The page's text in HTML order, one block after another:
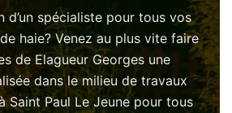
d’un spécialiste pour tous vos
haie? Venez au plus vite faire
de Elagueur Georges une
dans le milieu de travaux
Saint Paul Le Jeune pour tous